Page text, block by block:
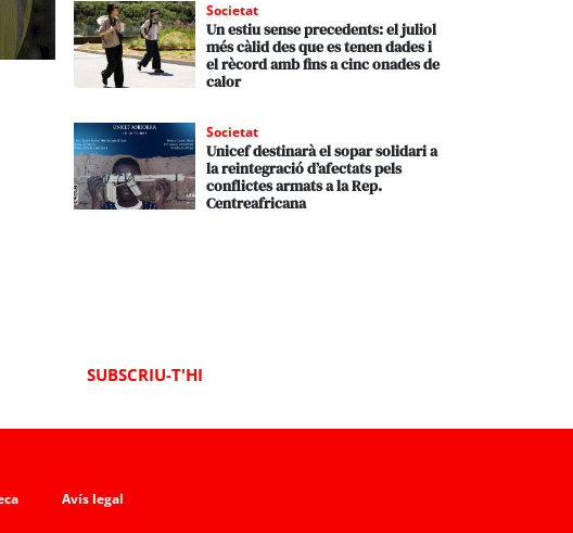
Societat
Un estiu sense precedents: el juliol
més càlid des que es tenen dades i
el rècord amb fins a cinc onades de
calor
Societat
Unicef destinarà el sopar solidari a
la reintegració d’afectats pels
conflictes armats a la Rep.
Centreafricana
SUBSCRIU-T'HI
Avís legal